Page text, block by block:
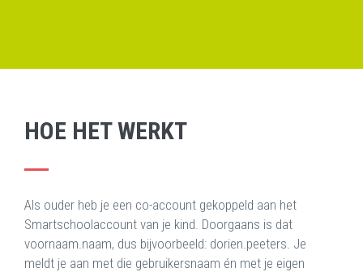
HOE HET WERKT
Als ouder heb je een co-account gekoppeld aan het
Smartschoolaccount van je kind. Doorgaans is dat
voornaam.naam, dus bijvoorbeeld: dorien.peeters. Je
meldt je aan met die gebruikersnaam én met je eigen